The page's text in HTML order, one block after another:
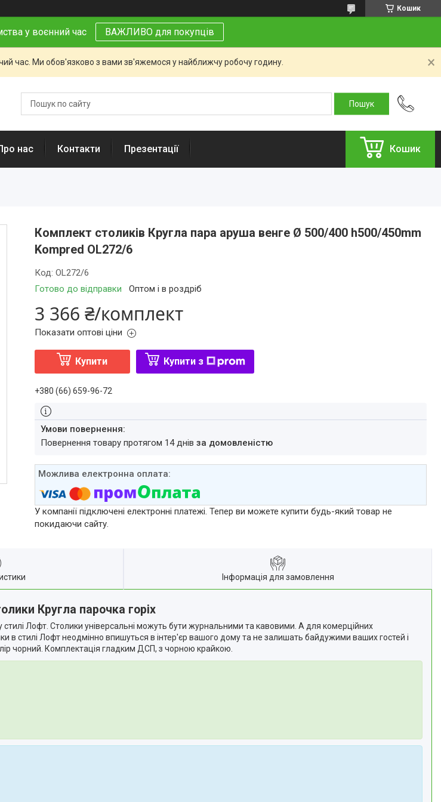
Кошик
у воєнний час ВАЖЛИВО для покупців
час. Ми обов'язково з вами зв'яжемося у найближчу робочу годину.
нас Контакти Презентації Кошик
Комплект столиків Кругла пара аруша венге Ø 500/400 h500/450mm
Kompred OL272/6
Готово до відправки Оптом і в роздріб
Код: OL272/6
3 366 ₴/комплект
Показати оптові ціни
Купити Купити з
+380 (66) 659-96-72
повернення товару протягом 14 днів за домовленістю
У компанії підключені електронні платежі. Тепер ви можете купити будь-який товар не
покидаючи сайту.
Інформація для замовлення
Кругла парочка горіх
Лофт. Столики універсальні можуть бути журнальними та кавовими. А для комерційних
в стилі Лофт неодмінно впишуться в інтер'єр вашого дому та не залишать байдужими ваших гостей і
чорний. Комплектація гладким ДСП, з чорною крайкою.